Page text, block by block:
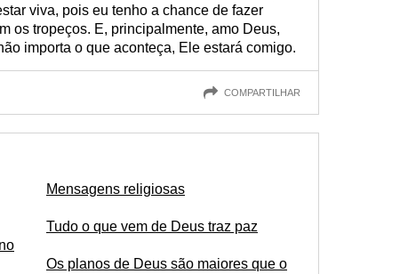
viva, pois eu tenho a chance de fazer
os tropeços. E, principalmente, amo Deus,
importa o que aconteça, Ele estará comigo.
COMPARTILHAR
Mensagens religiosas
Tudo o que vem de Deus traz paz
Os planos de Deus são maiores que o